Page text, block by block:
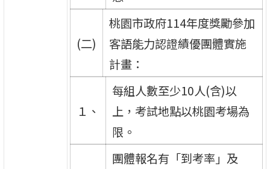
(二)
桃園市政府114年度獎勵參加
客語能力認證績優團體實施
計畫：
１、
每組人數至少10人(含)以
上，考試地點以桃園考場為
限。
團體報名有「到考率」及